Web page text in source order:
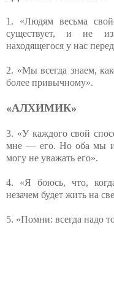
1. «Людям весьма
существует, и не
находящегося у нас
2. «Мы всегда знаем,
более привычному».
«АЛХИМИК»
3. «У каждого свой
мне — его. Но оба мы
могу не уважать его».
4. «Я боюсь, что,
незачем будет жить на
5. «Помни: всегда надо